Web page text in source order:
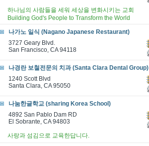
하나님의 사람들을 세워 세상을 변화시키는 교회
Building God's People to Transform the World
나가노 일식 (Nagano Japanese Restaurant)
3727 Geary Blvd.
San Francisco, CA 94118
나경란 보철전문의 치과 (Santa Clara Dental Group)
1240 Scott Blvd
Santa Clara, CA 95050
나눔한글학교 (sharing Korea School)
4892 San Pablo Dam RD
El Sobrante, CA 94803
사랑과 섬김으로 교육한답니다.